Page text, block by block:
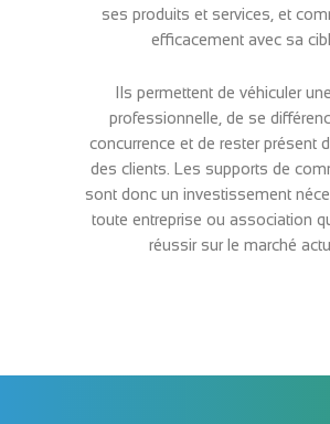
ses produits et services, et
efficacement avec sa
Ils permettent de véhiculer
professionnelle, de se
concurrence et de rester présent
des clients. Les supports de
sont donc un investissement
toute entreprise ou association
réussir sur le marché